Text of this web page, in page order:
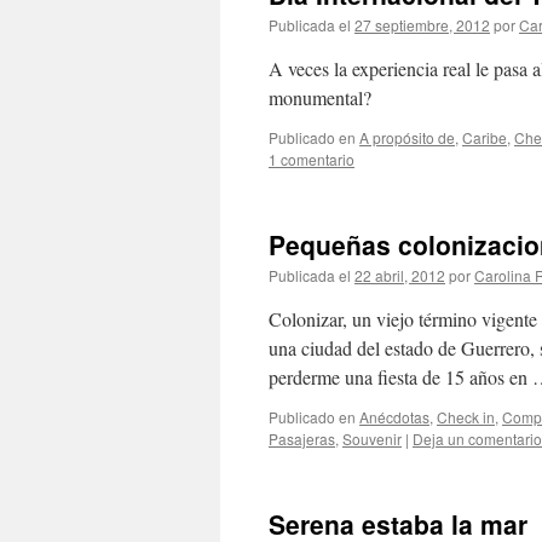
Publicada el 27 septiembre, 2012 por
A veces la experiencia real le pasa
monumental?
Publicado en A propósito de, Caribe,
1 comentario
Pequeñas
Publicada el 22 abril, 2012 porCarolina
Colonizar, un viejo término
una ciudad del estado de
perderme una fiesta de 15 años
Publicado en Anécdotas, Check in,
Pasajeras, Souvenir | Deja un comentario
Serena estaba la mar